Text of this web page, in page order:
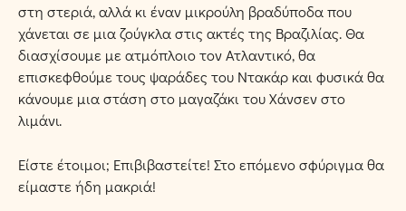
στη στεριά, αλλά κι έναν μικρούλη βραδύποδα που
χάνεται σε μια ζούγκλα στις ακτές της Βραζιλίας. Θα
διασχίσουμε με ατμόπλοιο τον Ατλαντικό, θα
επισκεφθούμε τους ψαράδες του Ντακάρ και φυσικά θα
κάνουμε μια στάση στο μαγαζάκι του Χάνσεν στο
λιμάνι.
Είστε έτοιμοι; Επιβιβαστείτε! Στο επόμενο σφύριγμα θα
είμαστε ήδη μακριά!